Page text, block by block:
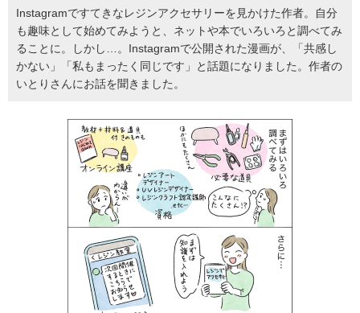
Instagramですてきなレジンアクセサリーを見かけた作者。自分
も趣味として始めてみようと、ネットや本でいろいろと調べてみ
ることに。しかし…。Instagramで公開された漫画が、「共感し
かない」「私もまったく同じです」と話題になりました。作者の
いとりさんにお話を聞きました。